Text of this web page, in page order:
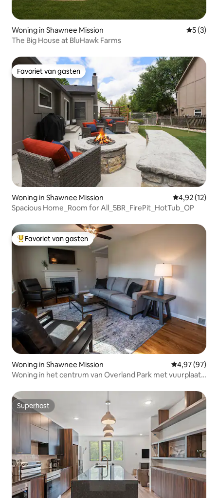
Woning in Shawnee Mission
5 (3)
The Big House at BluHawk Farms
Favoriet van gasten
Favoriet van gasten
Woning in Shawnee Mission Gemiddelde
4,92 (12)
Spacious Home_Room for All_5BR_FirePit_HotTub_OP
Topfavoriet van gasten
Favoriet van gasten
Woning in Shawnee Mission Gemiddelde
4,97 (97)
Woning in het centrum van Overland Park met vuurplaats
Superhost
Superhost